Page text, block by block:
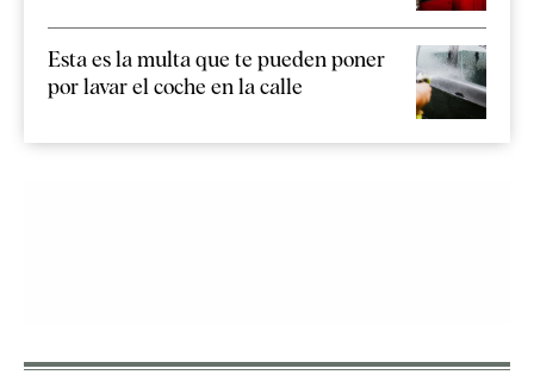
Esta es la multa que te pueden poner
por lavar el coche en la calle